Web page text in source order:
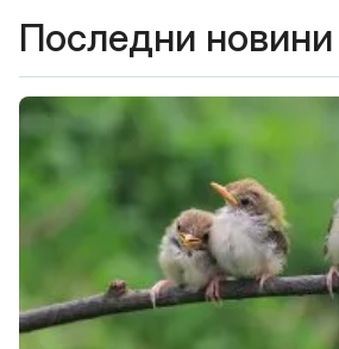
Последни новини